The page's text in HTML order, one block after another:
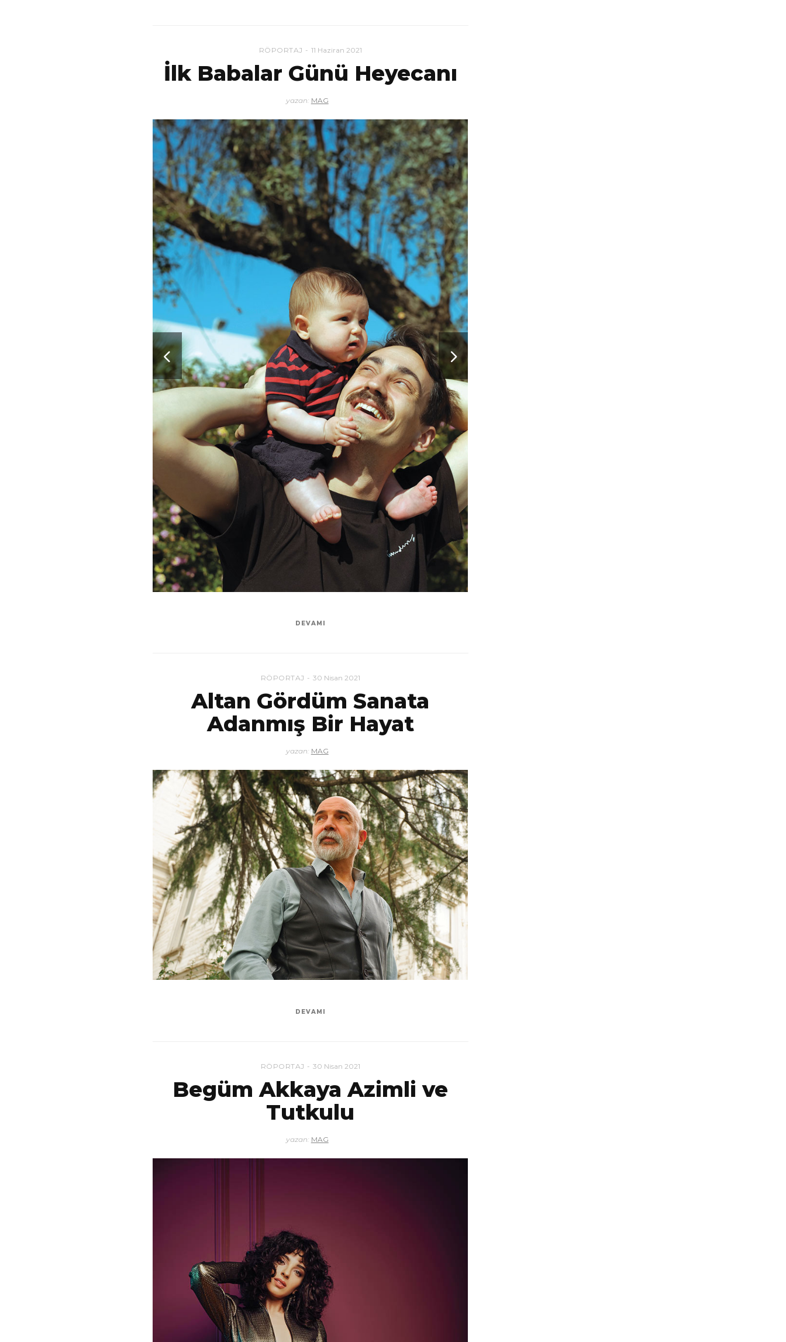
RÖPORTAJ 11 Haziran 2021
İlk Babalar Günü Heyecanı
yazan: MAG
DEVAMI
RÖPORTAJ 30 Nisan 2021
Altan Gördüm Sanata
Adanmış Bir Hayat
yazan: MAG
DEVAMI
RÖPORTAJ 30 Nisan 2021
Begüm Akkaya Azimli ve
Tutkulu
yazan: MAG